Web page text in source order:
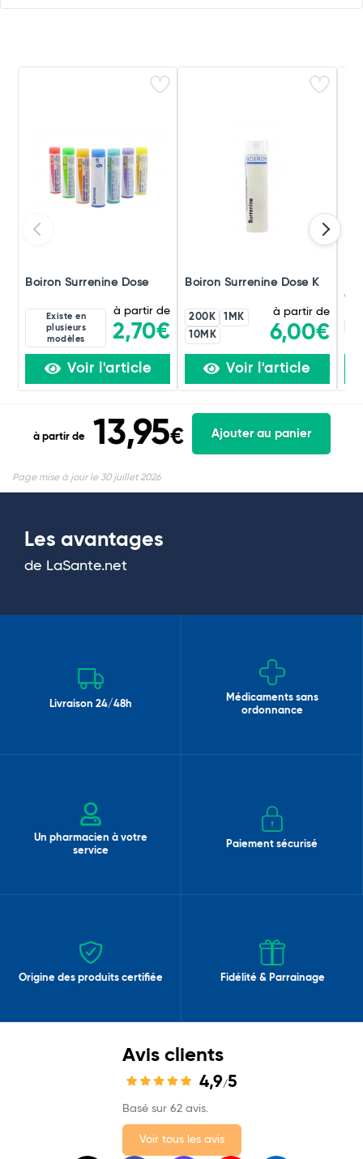
Boiron Surrenine Dose
Existe en
plusieurs
modèles
à partir de
2,70€
Voir l'article
Boiron Surrenine Dose K
200K
1MK
10MK
à partir de
6,00€
Voir l'article
à partir de 13,95€ Ajouter au panier
Page mise à jour le 30 juillet 2026
Les avantages
de LaSante.net
Livraison 24/48h
Médicaments sans
ordonnance
Un pharmacien à votre
service
Paiement sécurisé
Origine des produits certifiée Fidélité & Parrainage
Avis clients
4,9/5
Basé sur 62 avis.
Voir tous les avis